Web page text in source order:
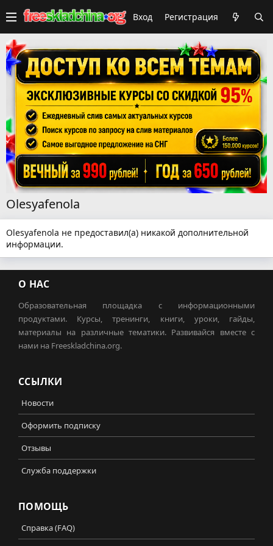
Вход Регистрация
Olesyafenola
Olesyafenola не предоставил(а) никакой дополнительной
информации.
О НАС
Образовательная площадка с информационными
продуктами. Курсы, тренинги, книги, уроки, гайды,
материалы на различные тематики. Развивайся вместе с
нами на Freeskladchina.org.
ССЫЛКИ
Новости
Оформить подписку
Отзывы
Служба поддержки
ПОМОЩЬ
Справка (FAQ)